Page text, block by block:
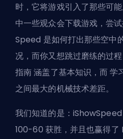
时，它将游戏引入了那些可
中一些观众会下载游戏，尝
Speed 是如何打出那些空中
况，而你又想跳过磨练的过
指南涵盖了基本知识，而学
之间最大的机械技术差距。
我们知道的是：
100-60 获胜，并且也赢得了